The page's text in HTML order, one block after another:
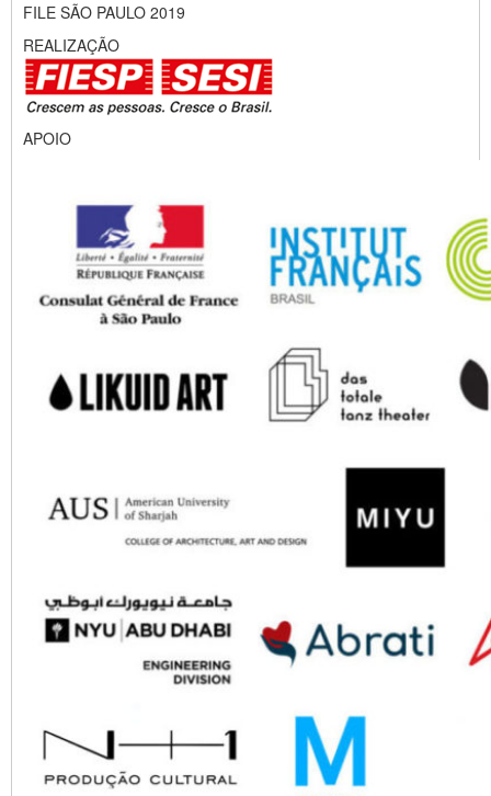
FILE SÃO PAULO 2019
REALIZAÇÃO
APOIO